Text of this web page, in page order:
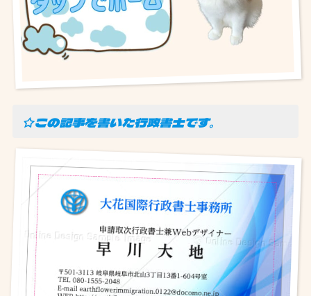
☆この記事を書いた行政書士です。